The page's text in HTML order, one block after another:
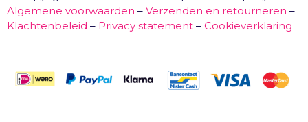
Algemene voorwaarden – Verzenden en retourneren –
Klachtenbeleid – Privacy statement – Cookieverklaring